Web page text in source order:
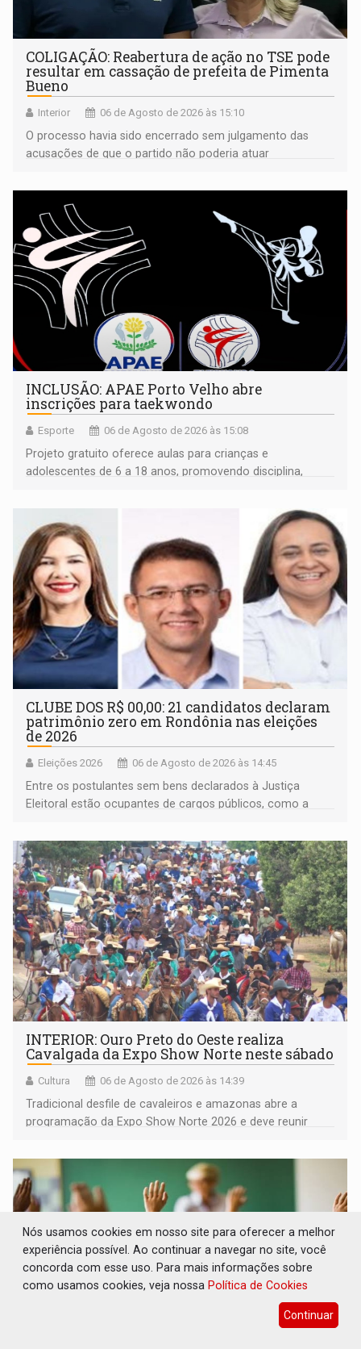
COLIGAÇÃO: Reabertura de ação no TSE pode
resultar em cassação de prefeita de Pimenta
Bueno
Interior 06 de Agosto de 2026 às 15:10
O processo havia sido encerrado sem julgamento das
acusações de que o partido não poderia atuar
INCLUSÃO: APAE Porto Velho abre
inscrições para taekwondo
Esporte 06 de Agosto de 2026 às 15:08
Projeto gratuito oferece aulas para crianças e
adolescentes de 6 a 18 anos, promovendo disciplina,
CLUBE DOS R$ 00,00: 21 candidatos declaram
patrimônio zero em Rondônia nas eleições
de 2026
Eleições 2026 06 de Agosto de 2026 às 14:45
Entre os postulantes sem bens declarados à Justiça
Eleitoral estão ocupantes de cargos públicos, como a
Pedro Geovar (PP) e a vice-prefeita Magna dos Anjos
(NOVO)
INTERIOR: Ouro Preto do Oeste realiza
Cavalgada da Expo Show Norte neste sábado
Cultura 06 de Agosto de 2026 às 14:39
Tradicional desfile de cavaleiros e amazonas abre a
programação da Expo Show Norte 2026 e deve reunir
Nós usamos cookies em nosso site para oferecer a melhor
experiência possível. Ao continuar a navegar no site, você
concorda com esse uso. Para mais informações sobre
como usamos cookies, veja nossa Política de Cookies
Continuar